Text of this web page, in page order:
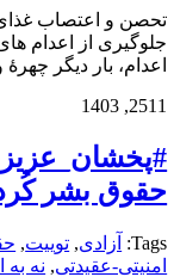
تحصن و اعتصاب غذای
اعدام، بار دیگر
2511, 1403
حقوق بشر
Tags: آزادی, توییت,
امنیتی-عقیدتی, نه به